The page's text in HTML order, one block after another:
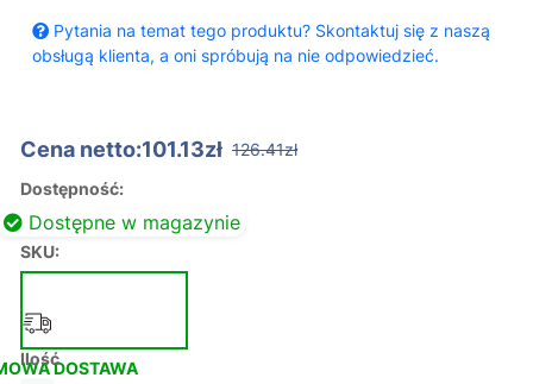
Pytania na temat tego produktu? Skontaktuj się z naszą
obsługą klienta, a oni spróbują na nie odpowiedzieć.
Cena netto:101.13zł 126.41zł
Dostępność:
Dostępne w magazynie
SKU:
DOSTAWA
Ilość